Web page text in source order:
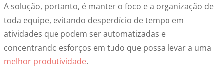
A solução, portanto, é manter o foco e a organização de
toda equipe, evitando desperdício de tempo em
atividades que podem ser automatizadas e
concentrando esforços em tudo que possa levar a uma
melhor produtividade.